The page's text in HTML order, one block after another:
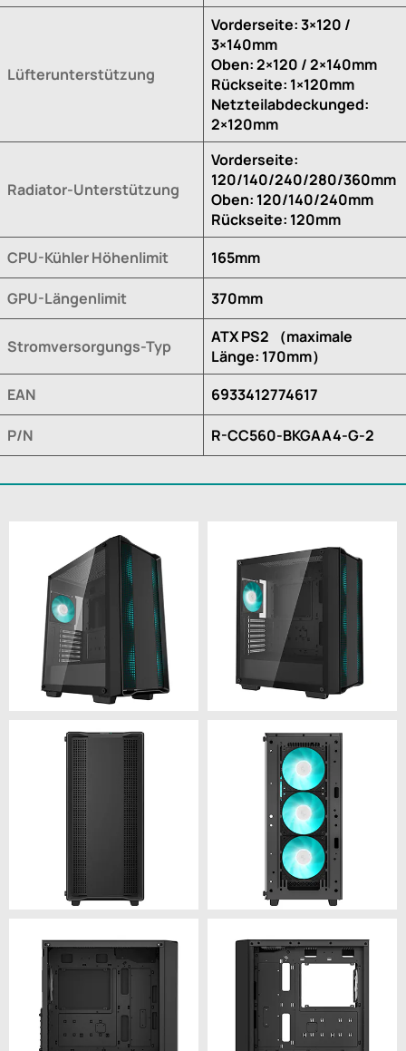
Lüfterunterstützung
Vorderseite: 3×120 /
3×140mm
Oben: 2×120 / 2×140mm
Rückseite: 1×120mm
Netzteilabdeckunged:
2×120mm
Radiator-Unterstützung
Vorderseite:
120/140/240/280/360mm
Oben: 120/140/240mm
Rückseite: 120mm
CPU-Kühler Höhenlimit
165mm
GPU-Längenlimit 370mm
Stromversorgungs-Typ
ATX PS2 （maximale
Länge: 170mm）
EAN
6933412774617
P/N R-CC560-BKGAA4-G-2